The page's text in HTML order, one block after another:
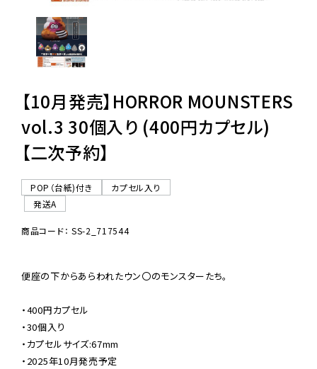
06-6282-7659
【10月発売】HORROR MOUNSTERS
vol.3 30個入り (400円カプセル)
【二次予約】
POP（台紙)付き
カプセル入り
発送A
商品コード： SS-2_717544
便座の下からあらわれたウン〇のモンスターたち。
・400円カプセル
・30個入り
・カプセルサイズ:67mm
・2025年10月発売予定